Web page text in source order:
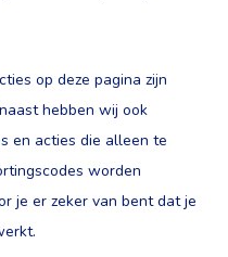
op deze pagina zijn
hebben wij ook
en acties die alleen te
worden
je er zeker van bent dat je